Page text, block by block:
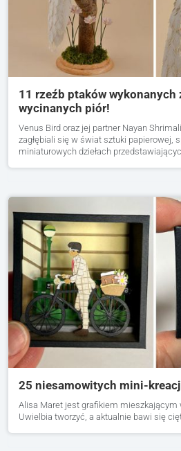
11 rzeźb ptaków wykonanych
wycinanych piór!
Venus Bird oraz jej partner Nayan
zagłębiali się w świat sztuki papierowej,
miniaturowych dziełach
25 niesamowitych mini-
Alisa Maret jest grafikiem mieszkającym
Uwielbia tworzyć, a aktualnie bawi się